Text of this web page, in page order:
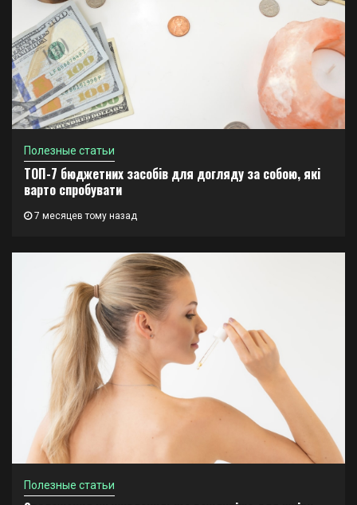
Полезные статьи
ТОП-7 бюджетних засобів для догляду за собою, які
варто спробувати
7 месяцев тому назад
Полезные статьи